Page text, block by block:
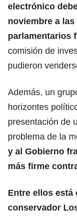
electrónico
noviembre a
parlamentarios
comisión de
pudieron
Además, un
horizontes
presentación de
problema de la
y al Gobierno
más firme
Entre ellos
conservador